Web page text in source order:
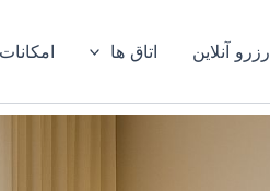
رزرو آنلاین اتاق ها امکانات